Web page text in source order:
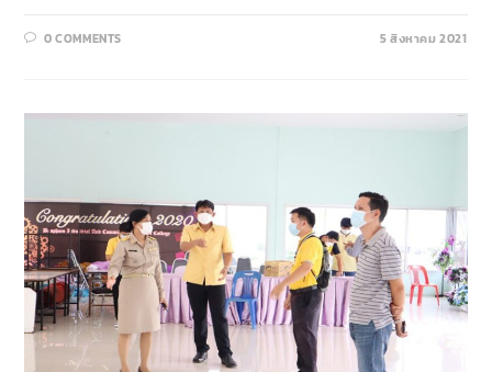
0 COMMENTS 5 สิงหาคม 2021